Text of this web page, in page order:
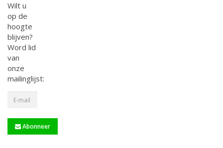
Wilt u
op de
hoogte
blijven?
Word lid
van
onze
mailinglijst:
Abonneer